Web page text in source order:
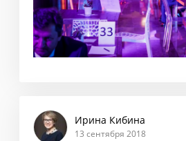
Ирина Кибина
13 сентября 2018